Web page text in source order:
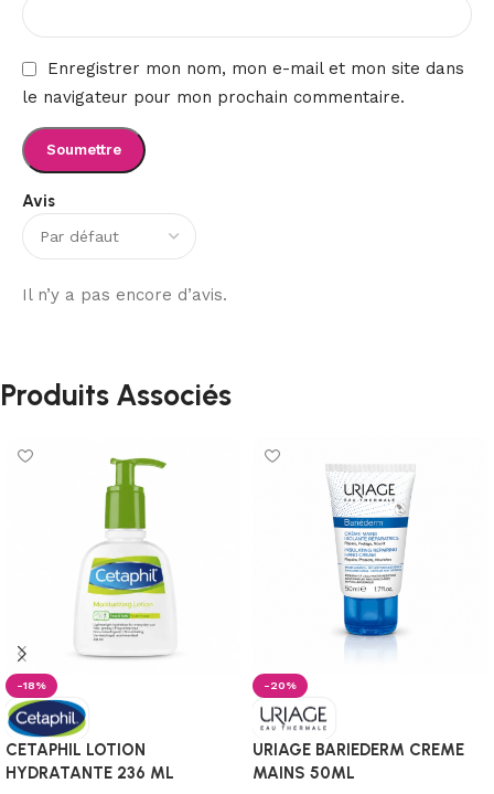
Avis
Il n’y a pas encore d’avis.
Enregistrer mon nom, mon e-mail et mon site dans
le navigateur pour mon prochain commentaire.
Produits Associés
-18%
CETAPHIL LOTION
HYDRATANTE 236 ML
-20%
URIAGE BARIEDERM CREME
MAINS 50ML